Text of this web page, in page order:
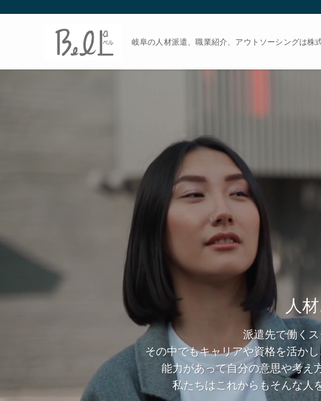
岐阜の人材派遣、職業紹介、アウトソーシングは株
人
派遣先で働く
その中でもキャリアや資格を活か
能力があって自分の意思や考え
私たちはこれからもそんな人